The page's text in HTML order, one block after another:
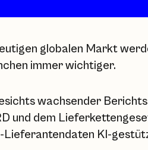
globalen Markt
immer wichtiger.
wachsender
und dem
Lieferantendaten KI-